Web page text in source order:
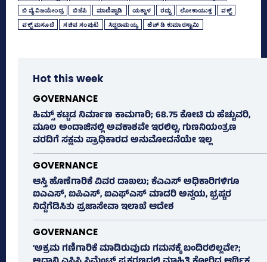
ಬಿ ವೈ ವಿಜಯೇಂದ್ರ ಬಿಜೆಪಿ ಮಾಣಿಪ್ಪಾಡಿ ಯತ್ನಾಳ ರದ್ದು ಲೋಕಾಯುಕ್ತ ವಕ್ಫ್‌
ವಕ್ಫ್‌ ಮಸೂದೆ ಸಚಿವ ಸಂಪುಟ ಸಿದ್ದರಾಮಯ್ಯ ಹೆಚ್‌ ಡಿ ಕುಮಾರಸ್ವಾಮಿ
Hot this week
GOVERNANCE
ಹಿಮ್ಸ್‌ ಕಟ್ಟಡ ನಿರ್ಮಾಣ ಕಾಮಗಾರಿ; 68.75 ಕೋಟಿ ರು ಹೆಚ್ಚುವರಿ,
ಮೂಲ ಅಂದಾಜಿನಲ್ಲಿ ಅವಕಾಶವೇ ಇರಲಿಲ್ಲ, ಗುಣನಿಯಂತ್ರಣ
ವರದಿಗೆ ಸಕ್ಷಮ ಪ್ರಾಧಿಕಾರದ ಅನುಮೋದನೆಯೇ ಇಲ್ಲ
GOVERNANCE
ಆಸ್ತಿ ಹೊಣೆಗಾರಿಕೆ ವಿವರ ದಾಖಲು; ಕೆಎಎಸ್ ಅಧಿಕಾರಿಗಳಿಗೂ
ಐಎಎಸ್‌, ಐಪಿಎಸ್‌, ಐಎಫ್‌ಎಸ್‌ ಮಾದರಿ ಅನ್ವಯ, ಭ್ರಷ್ಟರ
ನಿದ್ದೆಗೆಡಿಸಿತು ಪ್ರಜಾಸೇವಾ ಇಲಾಖೆ ಆದೇಶ
GOVERNANCE
‘ಅಕ್ರಮ ಗಣಿಗಾರಿಕೆ ಮಾಡಿರುವುದು ಗಮನಕ್ಕೆ ಬಂದಿರಲಿಲ್ಲವೇ?;